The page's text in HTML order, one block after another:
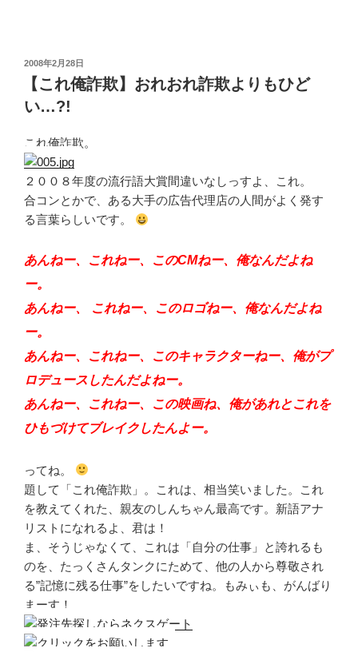
投
日:
2008年2月28日
【これ俺詐欺】おれおれ詐欺よりもひど
い…?!
これ俺詐欺。
２００８年度の流行語大賞間違いなしっすよ、これ。
合コンとかで、ある大手の広告代理店の人間がよく発す
る言葉らしいです。
あんねー、これねー、このCMねー、俺なんだよね
ー。
あんねー、 これねー、このロゴねー、俺なんだよね
ー。
あんねー、これねー、このキャラクターねー、俺がプ
ロデュースしたんだよねー。
あんねー、これねー、この映画ね、俺があれとこれを
ひもづけてブレイクしたんよー。
ってね。
題して「これ俺詐欺」。これは、相当笑いました。これ
を教えてくれた、親友のしんちゃん最高です。新語アナ
リストになれるよ、君は！
ま、そうじゃなくて、これは「自分の仕事」と誇れるも
のを、たっくさんタンクにためて、他の人から尊敬され
る”記憶に残る仕事”をしたいですね。もみぃも、がんばり
まーす！